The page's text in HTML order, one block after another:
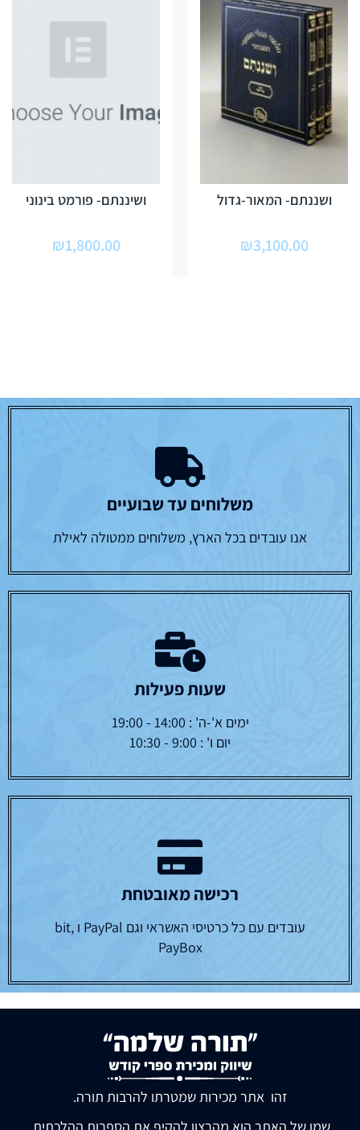
ושננתם- המאור-גדול
₪3,100.00
ושיננתם- פורמט בינוני
₪1,800.00
משלוחים עד שבועיים
אנו עובדים בכל הארץ, משלוחים ממטולה לאילת
שעות פעילות
ימים א'-ה' : 14:00 - 19:00
יום ו' : 9:00 - 10:30
רכישה מאובטחת
עובדים עם כל כרטיסי האשראי וגם PayPal ו bit,
PayBox
זהו אתר מכירות שמטרתו להרבות תורה.